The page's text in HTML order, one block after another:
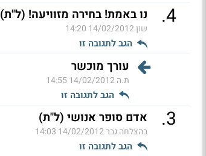
4
. נו באמת! בחירה מזוויעה! (ל"ת)
שון14/02/2012 14:20
הגב לתגובה זו
עורך מוכשר
ת.ה14/02/2012 14:55
הגב לתגובה זו
3
. אדם סופר אנושי (ל"ת)
בהצלחה גבר14/02/2012 14:03
הגב לתגובה זו